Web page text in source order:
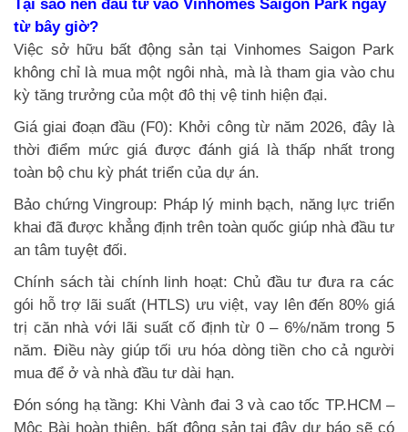
Tại sao nên đầu tư vào Vinhomes Saigon Park ngay
từ bây giờ?
Việc sở hữu bất động sản tại Vinhomes Saigon Park
không chỉ là mua một ngôi nhà, mà là tham gia vào chu
kỳ tăng trưởng của một đô thị vệ tinh hiện đại.
Giá giai đoạn đầu (F0): Khởi công từ năm 2026, đây là
thời điểm mức giá được đánh giá là thấp nhất trong
toàn bộ chu kỳ phát triển của dự án.
Bảo chứng Vingroup: Pháp lý minh bạch, năng lực triển
khai đã được khẳng định trên toàn quốc giúp nhà đầu tư
an tâm tuyệt đối.
Chính sách tài chính linh hoạt: Chủ đầu tư đưa ra các
gói hỗ trợ lãi suất (HTLS) ưu việt, vay lên đến 80% giá
trị căn nhà với lãi suất cố định từ 0 – 6%/năm trong 5
năm. Điều này giúp tối ưu hóa dòng tiền cho cả người
mua để ở và nhà đầu tư dài hạn.
Đón sóng hạ tầng: Khi Vành đai 3 và cao tốc TP.HCM –
Mộc Bài hoàn thiện, bất động sản tại đây dự báo sẽ có